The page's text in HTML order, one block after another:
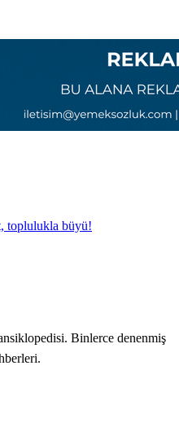
toplulukla büyü!
Binlerce denenmiş